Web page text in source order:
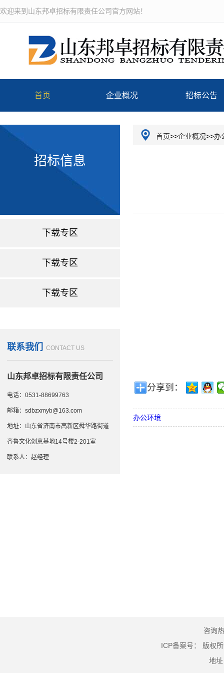
欢迎来到山东邦卓招标有限责任公司官方网站！
首页 企业概况 招标公告
招标信息
下载专区
下载专区
下载专区
联系我们 CONTACT US
山东邦卓招标有限责任公司
电话：0531-88699763
邮箱：sdbzxmyb@163.com
地址：山东省济南市高新区舜华路街道
齐鲁文化创意基地14号楼2-201室
联系人：赵经理
首页>>企业概况>>办
分享到：
办公环境
咨询
ICP备案号：
版权
地